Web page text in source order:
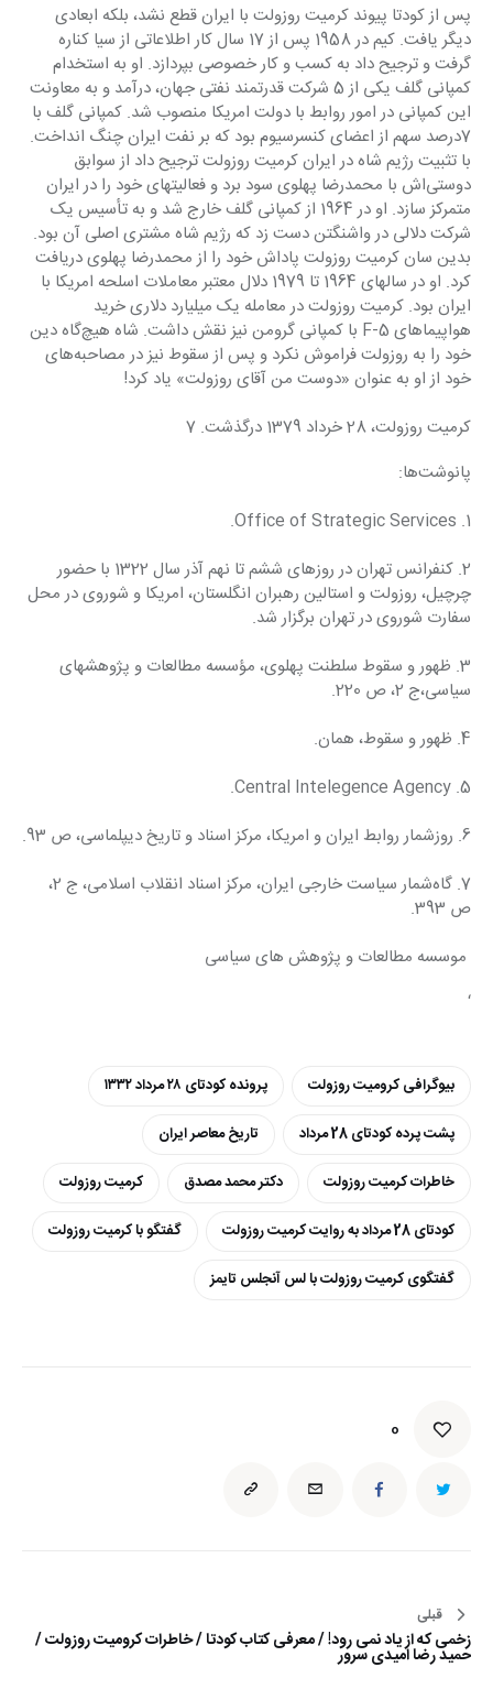
پس از کودتا پیوند کرمیت روزولت با ایران قطع نشد، بلکه ابعادی
دیگر یافت. کیم در 1958 پس از 17 سال کار اطلاعاتی از سیا کناره
گرفت و ترجیح داد به کسب و کار خصوصی بپردازد. او به استخدام
کمپانی گلف یکی از 5 شرکت قدرتمند نفتی جهان، درآمد و به معاونت
این کمپانی در امور روابط با دولت امریکا منصوب شد. کمپانی گلف با
7درصد سهم از اعضای کنسرسیوم بود که بر نفت ایران چنگ انداخت.
با تثبیت رژیم شاه در ایران کرمیت روزولت ترجیح داد از سوابق
دوستی‌اش با محمد‌رضا پهلوی سود برد و فعالیتهای خود را در ایران
متمرکز سازد. او در 1964 از کمپانی گلف خارج شد و به تأسیس یک
شرکت دلالی در واشنگتن دست زد که رژیم شاه مشتری اصلی آن بود.
بدین سان کرمیت روزولت پاداش خود را از محمد‌رضا پهلوی دریافت
کرد. او در سالهای 1964 تا 1979 دلال معتبر معاملات اسلحه امریکا با
ایران بود. کرمیت روزولت در معامله یک میلیارد دلاری خرید
هواپیماهای F-5 با کمپانی گرومن نیز نقش داشت. شاه هیچ‌گاه دین
خود را به روزولت فراموش نکرد و پس از سقوط نیز در مصاحبه‌های
خود از او به عنوان «دوست من آقای روزولت» یاد کرد!
کرمیت روزولت، 28 خرداد 1379 درگذشت. 7
پانوشت‌ها:
1. Office of Strategic Services.
2. کنفرانس تهران در روزهای ششم تا نهم آذر سال 1322 با حضور
چرچیل، روزولت و استالین رهبران انگلستان، امریکا و شوروی در محل
سفارت شوروی در تهران برگزار شد.
3. ظهور و سقوط سلطنت پهلوی، مؤسسه مطالعات و پژوهشهای
سیاسی،‌ج 2، ص 220.
4. ظهور و سقوط، همان.
5. Central Intelegence Agency.
6. روزشمار روابط ایران و امریکا، مرکز اسناد و تاریخ دیپلماسی، ص 93.
7. گاه‌شمار سیاست خارجی ایران، مرکز اسناد انقلاب اسلامی، ج 2،
ص 393.
موسسه مطالعات و پژوهش های سیاسی
‘
بیوگرافی کرومیت روزولت
پرونده کودتای ۲۸ مرداد ۱۳۳۲
پشت پرده کودتای 28 مرداد
تاریخ معاصر ایران
خاطرات کرمیت روزولت
دکتر محمد مصدق
کرمیت روزولت
کودتای 28 مرداد به روایت کرمیت روزولت
گفتگو با کرمیت روزولت
گفتگوی کرمیت روزولت با لس آنجلس تایمز
0
راهبری
نوشته
قبلی
زخمی که از یاد نمی رود! / معرفی کتاب کودتا / خاطرات کرومیت روزولت /
حمید رضا امیدی سرور